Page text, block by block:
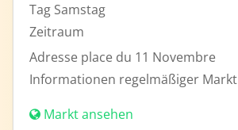
Tag Samstag
Zeitraum
Adresse place du 11 Novembre
Informationen regelmäßiger Markt
Markt ansehen